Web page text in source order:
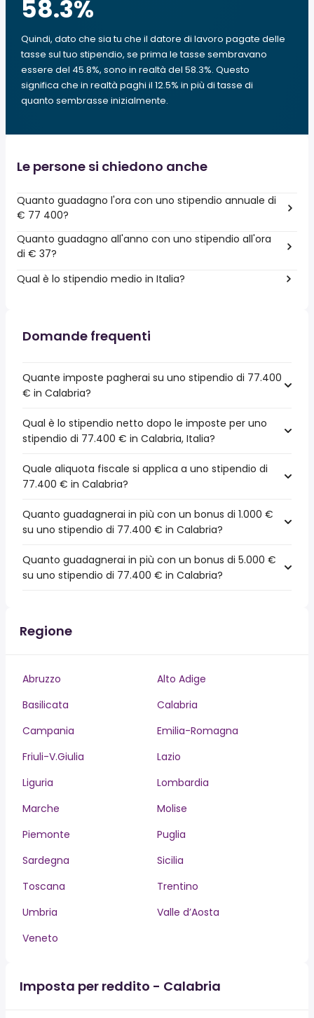
58.3%
Quindi, dato che sia tu che il datore di lavoro pagate delle
tasse sul tuo stipendio, se prima le tasse sembravano
essere del 45.8%, sono in realtà del 58.3%. Questo
significa che in realtà paghi il 12.5% in più di tasse di
quanto sembrasse inizialmente.
Le persone si chiedono anche
Quanto guadagno l'ora con uno stipendio annuale di
€ 77 400?
Quanto guadagno all'anno con uno stipendio all'ora
di € 37?
Qual è lo stipendio medio in Italia?
Domande frequenti
Quante imposte pagherai su uno stipendio di 77.400
€ in Calabria?
Qual è lo stipendio netto dopo le imposte per uno
stipendio di 77.400 € in Calabria, Italia?
Quale aliquota fiscale si applica a uno stipendio di
77.400 € in Calabria?
Quanto guadagnerai in più con un bonus di 1.000 €
su uno stipendio di 77.400 € in Calabria?
Quanto guadagnerai in più con un bonus di 5.000 €
su uno stipendio di 77.400 € in Calabria?
Regione
Abruzzo
Alto Adige
Basilicata
Calabria
Campania
Emilia-Romagna
Friuli-V.Giulia
Lazio
Liguria
Lombardia
Marche
Molise
Piemonte
Puglia
Sardegna
Sicilia
Toscana
Trentino
Umbria
Valle d’Aosta
Veneto
Imposta per reddito - Calabria